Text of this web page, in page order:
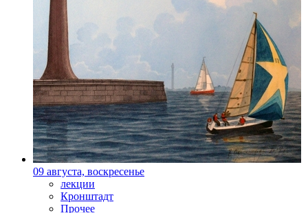
09 августа, воскресенье
лекции
Кронштадт
Прочее